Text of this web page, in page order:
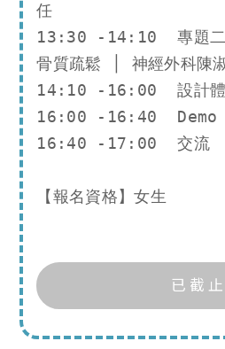
任
13:30 -14:10  專題二
骨質疏鬆 │ 神經外科陳
14:10 -16:00  設計體
16:00 -16:40  Demo
16:40 -17:00  交流
【報名資格】女生
已截止